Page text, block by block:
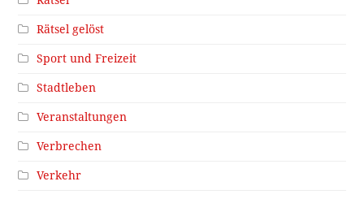
Rätsel gelöst
Sport und Freizeit
Stadtleben
Veranstaltungen
Verbrechen
Verkehr